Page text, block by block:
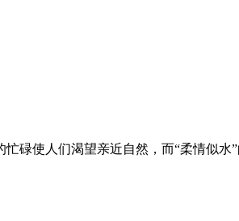
碌使人们渴望亲近自然，而“柔情似水